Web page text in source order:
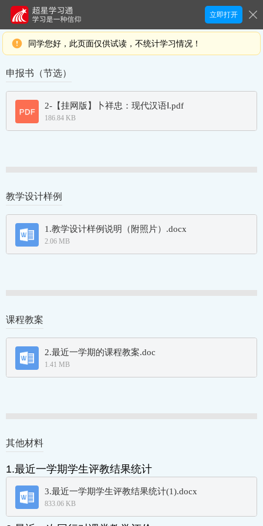
立即打开
同学您好，此页面仅供试读，不统计学习情况！
申报书（节选）
教学设计样例
课程教案
其他材料
1.最近一学期学生评教结果统计